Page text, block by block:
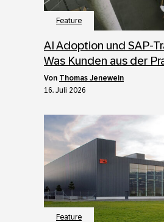
Feature
AI Adoption und SAP-
Was Kunden aus der
von Thomas Jenewein
16. Juli 2026
Feature